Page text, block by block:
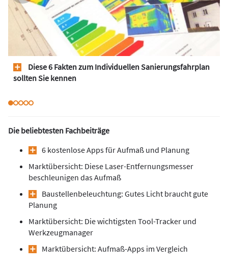
Diese 6 Fakten zum Individuellen Sanierungsfahrplan
sollten Sie kennen
Die beliebtesten Fachbeiträge
6 kostenlose Apps für Aufmaß und Planung
Marktübersicht: Diese Laser-Entfernungsmesser
beschleunigen das Aufmaß
Baustellenbeleuchtung: Gutes Licht braucht gute
Planung
Marktübersicht: Die wichtigsten Tool-Tracker und
Werkzeugmanager
Marktübersicht: Aufmaß-Apps im Vergleich